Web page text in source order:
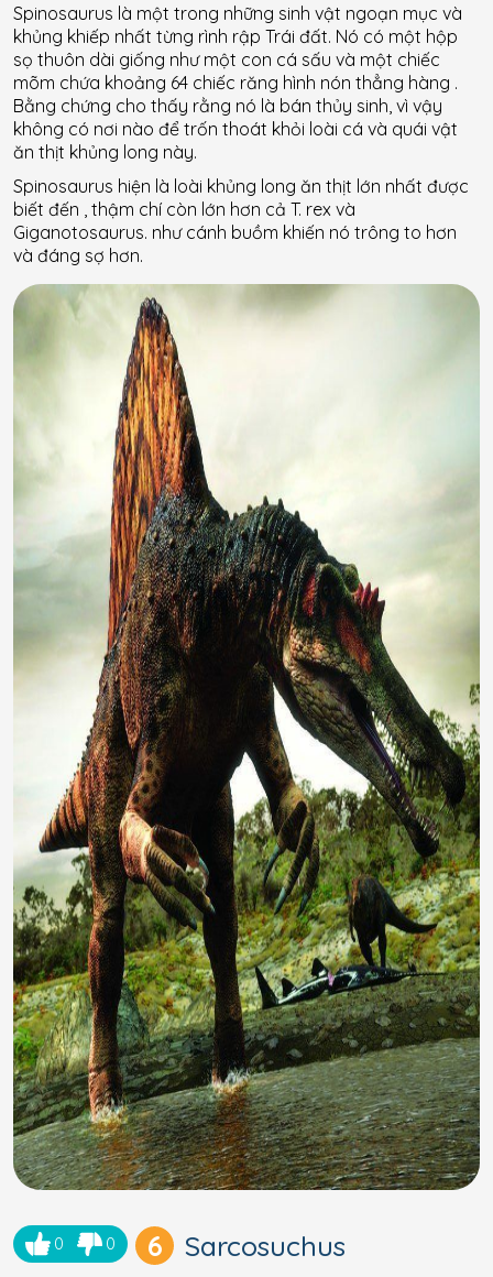
Spinosaurus là một trong những sinh vật ngoạn mục và
khủng khiếp nhất từng rình rập Trái đất. Nó có một hộp
sọ thuôn dài giống như một con cá sấu và một chiếc
mõm chứa khoảng 64 chiếc răng hình nón thẳng hàng .
Bằng chứng cho thấy rằng nó là bán thủy sinh, vì vậy
không có nơi nào để trốn thoát khỏi loài cá và quái vật
ăn thịt khủng long này.
Spinosaurus hiện là loài khủng long ăn thịt lớn nhất được
biết đến , thậm chí còn lớn hơn cả T. rex và
Giganotosaurus. như cánh buồm khiến nó trông to hơn
và đáng sợ hơn.
0 0 6 Sarcosuchus